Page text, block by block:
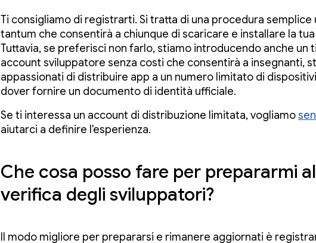
Ti consigliamo di registrarti. Si tratta di una procedura semplice
tantum che consentirà a chiunque di scaricare e installare la
Tuttavia, se preferisci non farlo, stiamo introducendo anche un
account sviluppatore senza costi che consentirà a insegnanti,
appassionati di distribuire app a un numero limitato di
dover fornire un documento di identità ufficiale.
Se ti interessa un account di distribuzione limitata, vogliamo
aiutarci a definire l'esperienza.
Che cosa posso fare per prepararmi
verifica degli sviluppatori?
Il modo migliore per prepararsi e rimanere aggiornati è